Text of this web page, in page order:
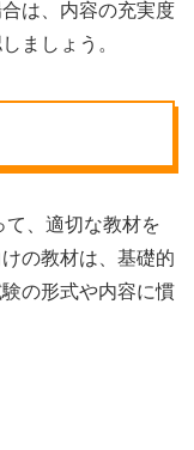
は、内容の充実度
ましょう。
、適切な教材を
の教材は、基礎的
の形式や内容に慣